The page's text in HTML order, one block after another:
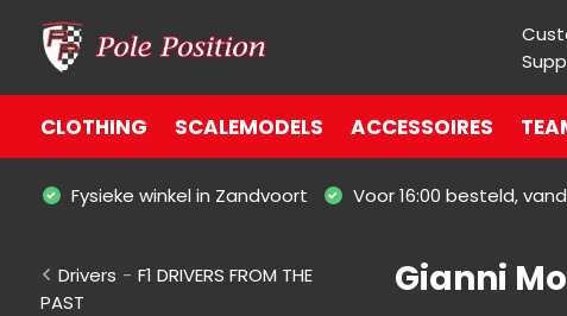
CLOTHING SCALEMODELS ACCESSOIRES
Fysieke winkel in Zandvoort Voor 16:00 besteld,
Drivers - F1 DRIVERS FROM THE
PAST
Gianni